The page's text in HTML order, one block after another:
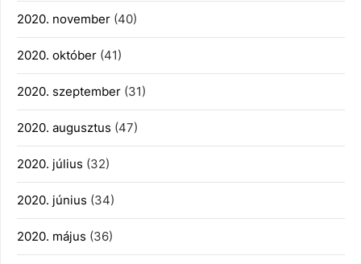
2020. november (40)
2020. október (41)
2020. szeptember (31)
2020. augusztus (47)
2020. július (32)
2020. június (34)
2020. május (36)